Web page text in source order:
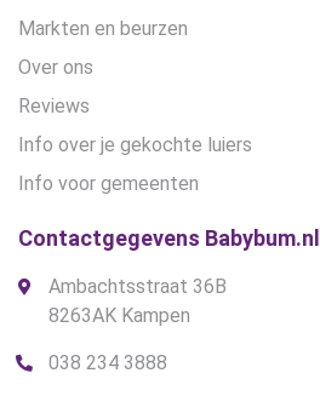
Markten en beurzen
Over ons
Reviews
Info over je gekochte luiers
Info voor gemeenten
Contactgegevens Babybum.nl
Ambachtsstraat 36B
8263AK Kampen
038 234 3888